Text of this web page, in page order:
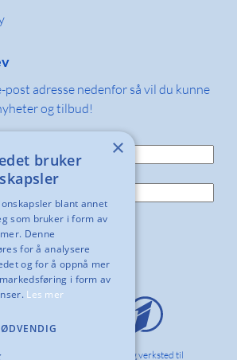
post adresse nedenfor så vil du kunne
og tilbud!
Norlag innreder kontor, skole og verksted til
×
bruker
blant annet
som bruker i form av
Denne
for å analysere
og for å oppnå mer
i form av
Les mer